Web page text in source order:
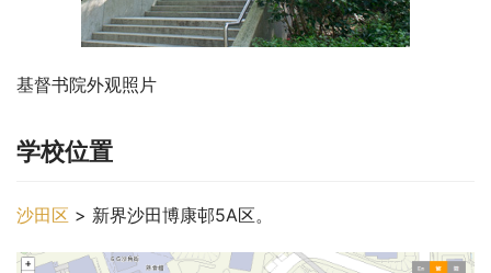
基督书院外观照片
学校位置
沙田区 > 新界沙田博康邨5A区。